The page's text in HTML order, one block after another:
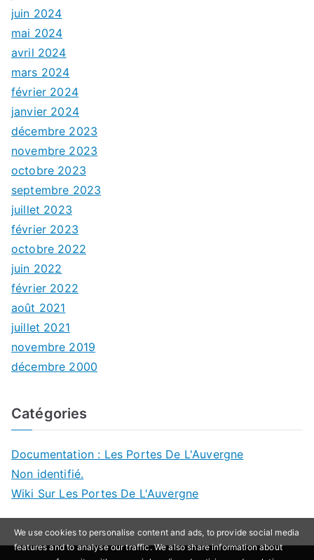
juin 2024
mai 2024
avril 2024
mars 2024
février 2024
janvier 2024
décembre 2023
novembre 2023
octobre 2023
septembre 2023
juillet 2023
février 2023
octobre 2022
juin 2022
février 2022
août 2021
juillet 2021
novembre 2019
décembre 2000
Catégories
Documentation : Les Portes De L'Auvergne
Non identifié.
Wiki Sur Les Portes De L'Auvergne
We use cookies to personalise content and ads, to provide social media
features and to analyse our traffic. We also share information about